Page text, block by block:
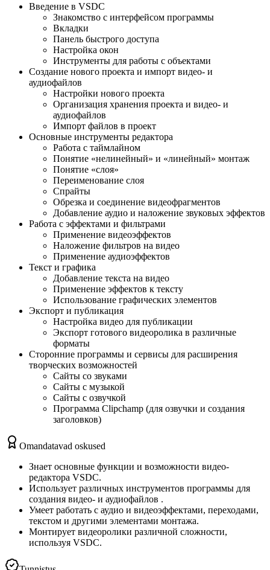
Введение в VSDC
Знакомство с интерфейсом программы
Вкладки
Панель быстрого доступа
Настройка окон
Инструменты для работы с объектами
Создание нового проекта и импорт видео- и
аудиофайлов
Настройки нового проекта
Организация хранения проекта и видео- и
аудиофайлов
Импорт файлов в проект
Основные инструменты редактора
Работа с таймлайном
Понятие «нелинейный» и «линейный» монтаж
Понятие «слоя»
Переименование слоя
Спрайты
Обрезка и соединение видеофрагментов
Добавление аудио и наложение звуковых эффектов
Работа с эффектами и фильтрами
Применение видеоэффектов
Наложение фильтров на видео
Применение аудиоэффектов
Текст и графика
Добавление текста на видео
Применение эффектов к тексту
Использование графических элементов
Экспорт и публикация
Настройка видео для публикации
Экспорт готового видеоролика в различные
форматы
Сторонние программы и сервисы для расширения
творческих возможностей
Сайты со звуками
Сайты с музыкой
Сайты с озвучкой
Программа Clipchamp (для озвучки и создания
заголовков)
Omandatavad oskused
Знает основные функции и возможности видео-
редактора VSDC.
Использует различных инструментов программы для
создания видео- и аудиофайлов .
Умеет работать с аудио и видеоэффектами, переходами,
текстом и другими элементами монтажа.
Монтирует видеоролики различной сложности,
используя VSDC.